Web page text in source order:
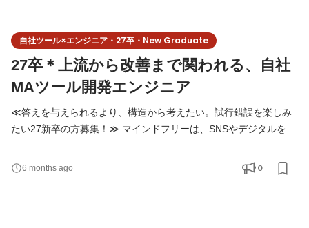
自社ツール×エンジニア・27卒・New Graduate
27卒＊上流から改善まで関われる、自社
MAツール開発エンジニア
≪答えを与えられるより、構造から考えたい。試行錯誤を楽しみ
たい27新卒の方募集！≫ マインドフリーは、SNSやデジタルを使
解決する会社です。 決まった正解をなぞる仕事ではなく、 毎回、
課題に合わせて最適なやり方を考えることを大切にしています。
6 months ago 0